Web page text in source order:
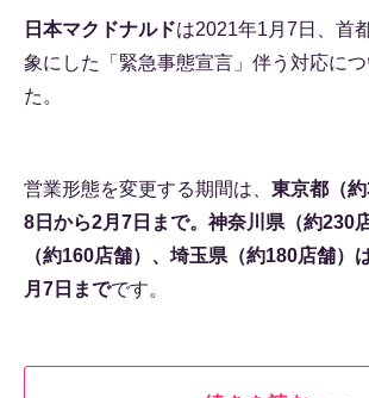
日本マクドナルドは2021年1月7日、首
象にした「緊急事態宣言」伴う対応に
た。
営業形態を変更する期間は、 東京都（
8日から2月7日まで。神奈川県（約230
（約160店舗）、埼玉県（約180店舗）
月7日までです。